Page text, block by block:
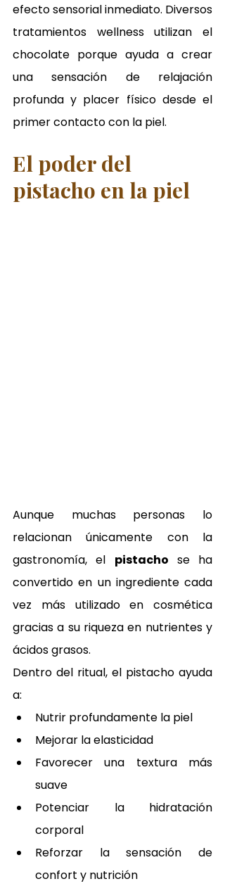
efecto sensorial inmediato. Diversos
tratamientos wellness utilizan el
chocolate porque ayuda a crear
una sensación de relajación
profunda y placer físico desde el
primer contacto con la piel.
El poder del
pistacho en la piel
Aunque muchas personas lo
relacionan únicamente con la
gastronomía, el pistacho se ha
convertido en un ingrediente cada
vez más utilizado en cosmética
gracias a su riqueza en nutrientes y
ácidos grasos.
Dentro del ritual, el pistacho ayuda
a:
Nutrir profundamente la piel
Mejorar la elasticidad
Favorecer una textura más
suave
Potenciar la hidratación
corporal
Reforzar la sensación de
confort y nutrición